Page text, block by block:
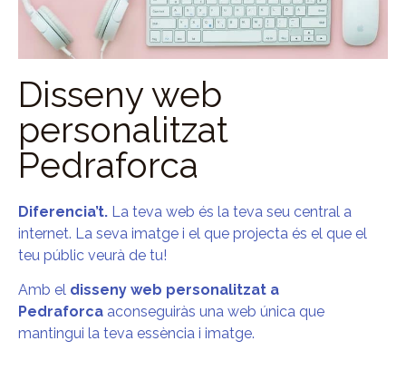
Disseny web
personalitzat
Pedraforca
Diferencia’t. La teva web és la teva seu central a
internet. La seva imatge i el que projecta és el que el
teu públic veurà de tu!
Amb el disseny web personalitzat a
Pedraforca aconseguiràs una web única que
mantingui la teva essència i imatge.